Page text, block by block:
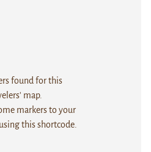
found for this
map.
markers to your
this shortcode.